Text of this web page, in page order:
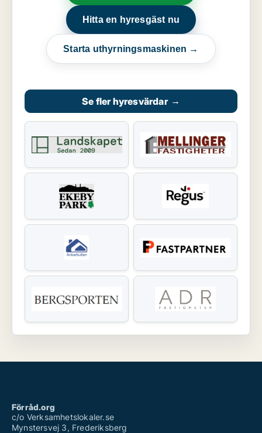
Hitta en hyresgäst nu
Starta uthyrningsmaskinen →
Se fler hyresvärdar →
Förråd.org
c/o Verksamhetslokaler.se
Mynstersvej 3, Frederiksberg